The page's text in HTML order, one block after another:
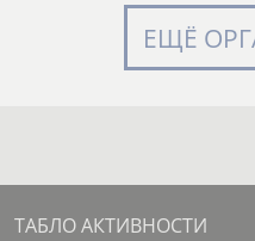
ЕЩЁ
ТАБЛО АКТИВНОСТИ